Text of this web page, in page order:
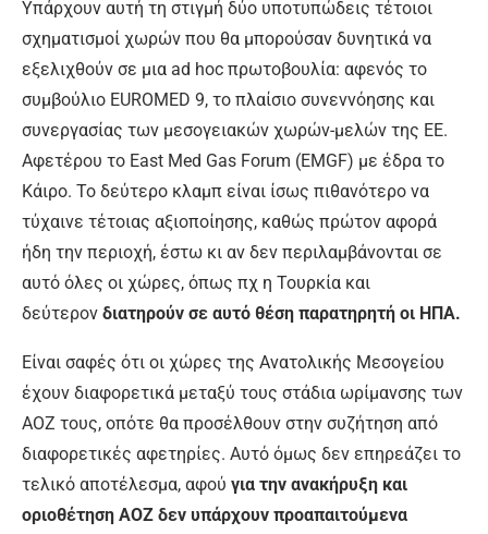
Υπάρχουν αυτή τη στιγμή δύο υποτυπώδεις τέτοιοι
σχηματισμοί χωρών που θα μπορούσαν δυνητικά να
εξελιχθούν σε μια ad hoc πρωτοβουλία: αφενός το
συμβούλιο EUROMED 9, το πλαίσιο συνεννόησης και
συνεργασίας των μεσογειακών χωρών-μελών της ΕΕ.
Αφετέρου το East Med Gas Forum (EMGF) με έδρα το
Κάιρο. Το δεύτερο κλαμπ είναι ίσως πιθανότερο να
τύχαινε τέτοιας αξιοποίησης, καθώς πρώτον αφορά
ήδη την περιοχή, έστω κι αν δεν περιλαμβάνονται σε
αυτό όλες οι χώρες, όπως πχ η Τουρκία και
δεύτερον διατηρούν σε αυτό θέση παρατηρητή οι ΗΠΑ.
Είναι σαφές ότι οι χώρες της Ανατολικής Μεσογείου
έχουν διαφορετικά μεταξύ τους στάδια ωρίμανσης των
ΑΟΖ τους, οπότε θα προσέλθουν στην συζήτηση από
διαφορετικές αφετηρίες. Αυτό όμως δεν επηρεάζει το
τελικό αποτέλεσμα, αφού για την ανακήρυξη και
οριοθέτηση ΑΟΖ δεν υπάρχουν προαπαιτούμενα